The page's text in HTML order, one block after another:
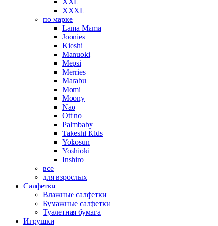
XXXL
по марке
Lama Mama
Joonies
Kioshi
Manuoki
Mepsi
Merries
Marabu
Momi
Moony
Nao
Ottino
Palmbaby
Takeshi Kids
Yokosun
Yoshioki
Inshiro
все
для взрослых
Салфетки
Влажные салфетки
Бумажные салфетки
Туалетная бумага
Игрушки